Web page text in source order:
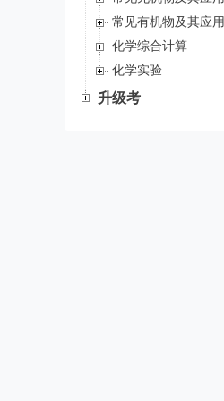
常见有机物及其应用
化学综合计算
化学实验
升级考